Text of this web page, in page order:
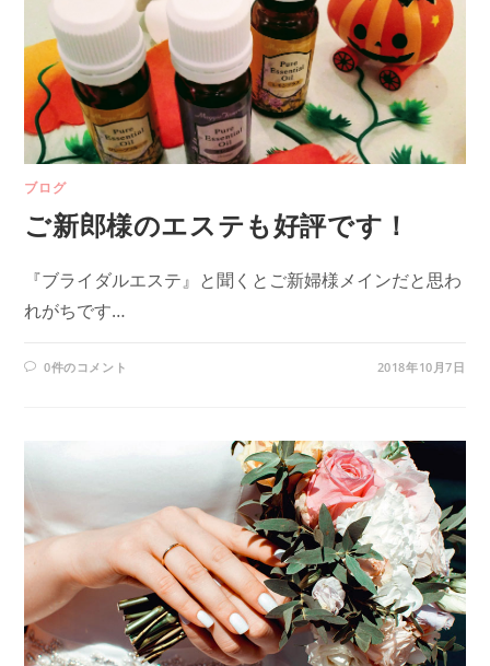
ブログ
ご新郎様のエステも好評です！
『ブライダルエステ』と聞くとご新婦様メインだと思わ
れがちです…
0件のコメント 2018年10月7日